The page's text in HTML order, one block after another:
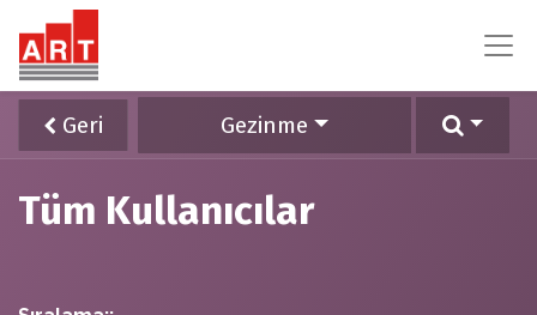
Geri Gezinme
Tüm Kullanıcılar